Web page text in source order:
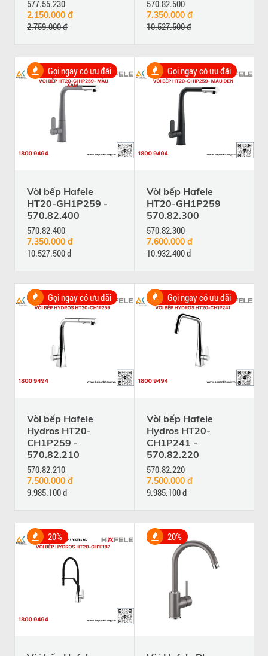
577.55.230
2.150.000 đ
2.759.000 đ
570.82.500
7.350.000 đ
10.527.500 đ
Gọi ngay có ưu đãi
Vòi bếp Hafele
HT20-GH1P259 -
570.82.400
570.82.400
7.350.000 đ
10.527.500 đ
Gọi ngay có ưu đãi
Vòi bếp Hafele
HT20-GH1P259
570.82.300
570.82.300
7.600.000 đ
10.932.400 đ
Gọi ngay có ưu đãi
Vòi bếp Hafele
Hydros HT20-
CH1P259 -
570.82.210
570.82.210
7.500.000 đ
9.985.100 đ
Gọi ngay có ưu đãi
Vòi bếp Hafele
Hydros HT20-
CH1P241 -
570.82.220
570.82.220
7.500.000 đ
9.985.100 đ
20% 20%